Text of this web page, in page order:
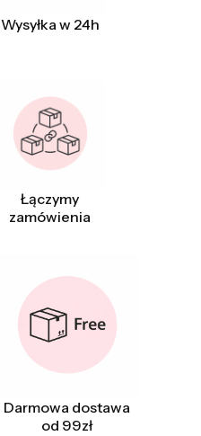
Wysyłka w 24h
Łączymy
zamówienia
Darmowa dostawa
od 99zł